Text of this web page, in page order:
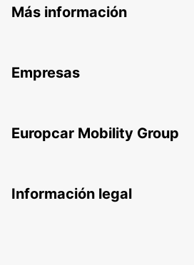
Más información
Empresas
Europcar Mobility Group
Información legal